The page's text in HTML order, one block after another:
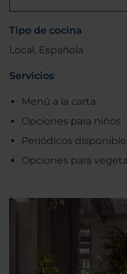
Tipo de cocina
Local, Española
Servicios
Menú a la carta
Opciones para niños
Periódicos
Opciones para